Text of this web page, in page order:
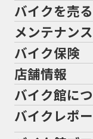
689cc
701エンデ
765773cc
80万以下大
883R
8耐8耐見に
946ml950S
ADDRESS
バイクを買う ト
バイクを探す
メーカーから探
色から探す
スタイルから探す
バイクを売る
バイクを売る ト
バイク館買取の
バイクを高く売
バイク買取の流れ
メンテナンス
メンテナンス ト
バイク点検
バイク車検
Bikeep
バイク保険
バイク保険 トップ
自賠責保険
任意保険
店舗情報
店舗情報 トップ
北海道
バイク館に
バイク館について
バイクレポ